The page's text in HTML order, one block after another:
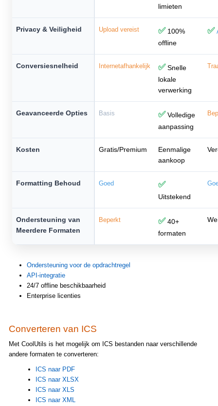
limieten
Privacy & Veiligheid Upload vereist ✅100%
offline
✅
Conversiesnelheid Internetafhankelijk ✅Snelle
lokale
verwerking
Geavanceerde Opties Basis ✅Volledige
aanpassing
Kosten Gratis/Premium
Eenmalige
aankoop
Formatting Behoud Goed ✅
Uitstekend
Ondersteuning van
Meerdere Formaten
Beperkt ✅40+
formaten
Ondersteuning voor de opdrachtregel
API-integratie
24/7 offline beschikbaarheid
Enterprise licenties
Converteren van ICS
Met CoolUtils is het mogelijk om ICS bestanden naar verschillende
andere formaten te converteren:
ICS naar PDF
ICS naar XLSX
ICS naar XLS
ICS naar XML